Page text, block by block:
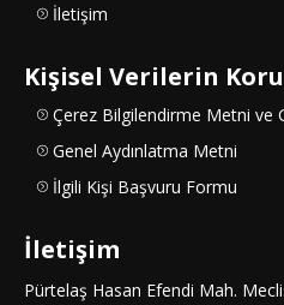
İletişim
Kişisel Verilerin
Çerez Bilgilendirme Metni ve
Genel Aydınlatma Metni
İlgili Kişi Başvuru Formu
İletişim
Pürtelaş Hasan Efendi Mah.